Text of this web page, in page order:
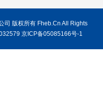
司 版权所有 Fheb.Cn All Rights
京ICP备05085166号-1